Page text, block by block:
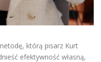
którą pisarz Kurt
efektywność własną,